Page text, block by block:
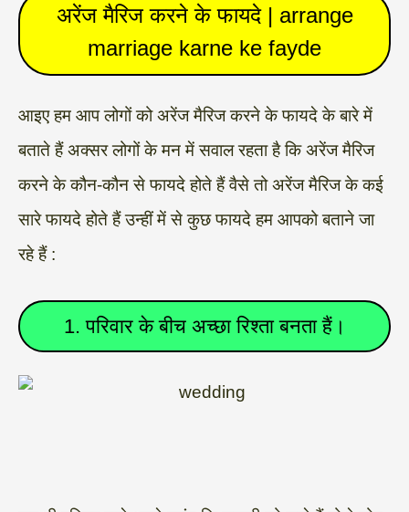
अरेंज मैरिज करने के फायदे | arrange
marriage karne ke fayde
आइए हम आप लोगों को अरेंज मैरिज करने के फायदे के बारे में
बताते हैं अक्सर लोगों के मन में सवाल रहता है कि अरेंज मैरिज
करने के कौन-कौन से फायदे होते हैं वैसे तो अरेंज मैरिज के कई
सारे फायदे होते हैं उन्हीं में से कुछ फायदे हम आपको बताने जा
रहे हैं :
1. परिवार के बीच अच्छा रिश्ता बनता हैं।